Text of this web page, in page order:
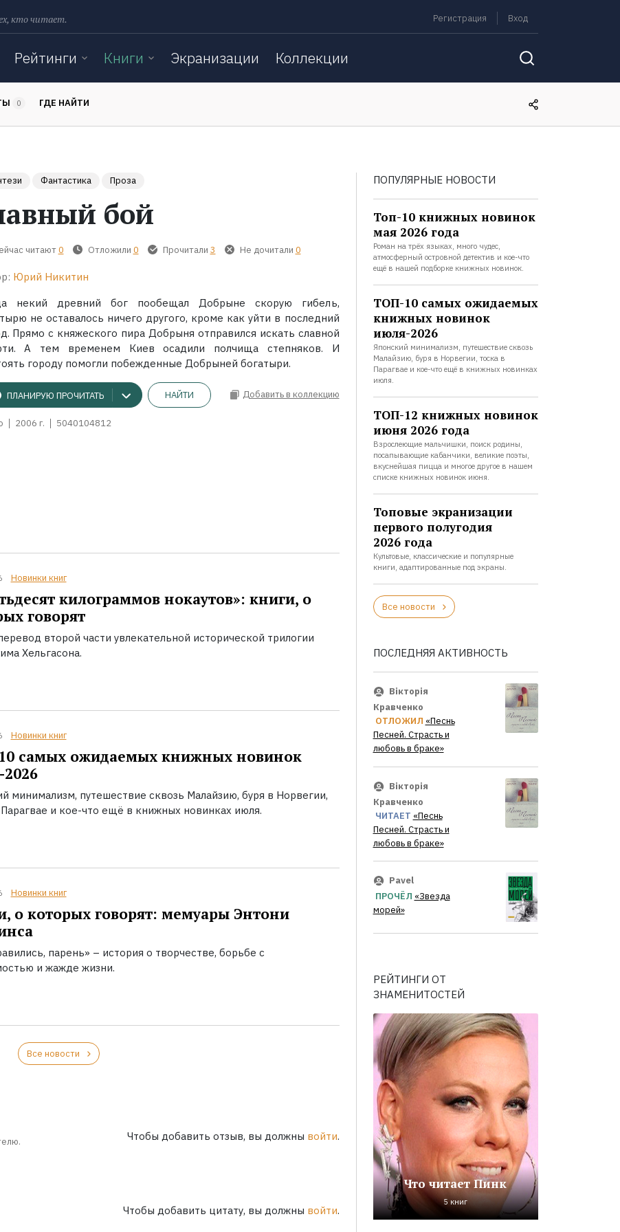
кто читает. Регистрация Вход
Рейтинги Книги Экранизации Коллекции
0 ГДЕ НАЙТИ
Фантастика Проза
бой
читают 0 Отложили 0 Прочитали 3 Не дочитали 0
Юрий Никитин
некий древний бог пообещал Добрыне скорую гибель,
не оставалось ничего другого, кроме как уйти в последний
Прямо с княжеского пира Добрыня отправился искать славной
А тем временем Киев осадили полчища степняков. И
городу помогли побежденные Добрыней богатыри.
ПЛАНИРУЮ ПРОЧИТАТЬ НАЙТИ Добавить в коллекцию
2006 г. 5040104812
Новинки книг
килограммов нокаутов»: книги, о
говорят
второй части увлекательной исторической трилогии
Хельгасона.
Новинки книг
самых ожидаемых книжных новинок
минимализм, путешествие сквозь Малайзию, буря в Норвегии,
Парагвае и кое-что ещё в книжных новинках июля.
Новинки книг
о которых говорят: мемуары Энтони
парень» – история о творчестве, борьбе с
и жажде жизни.
Все новости
Чтобы добавить отзыв, вы должны войти.
Чтобы добавить цитату, вы должны войти.
ПОПУЛЯРНЫЕ НОВОСТИ
Топ-10 книжных новинок
мая 2026 года
Роман на трёх языках, много чудес,
атмосферный островной детектив и кое-что
ещё в нашей подборке книжных новинок.
ТОП-10 самых ожидаемых
книжных новинок
июля-2026
Японский минимализм, путешествие сквозь
Малайзию, буря в Норвегии, тоска в
Парагвае и кое-что ещё в книжных новинках
июля.
ТОП-12 книжных новинок
июня 2026 года
Взрослеющие мальчишки, поиск родины,
посапывающие кабанчики, великие поэты,
вкуснейшая пицца и многое другое в нашем
списке книжных новинок июня.
Топовые экранизации
первого полугодия
2026 года
Культовые, классические и популярные
книги, адаптированные под экраны.
Все новости
ПОСЛЕДНЯЯ АКТИВНОСТЬ
Вікторія
Кравченко
ОТЛОЖИЛ «Песнь
Песней. Страсть и
любовь в браке»
Вікторія
Кравченко
ЧИТАЕТ «Песнь
Песней. Страсть и
любовь в браке»
Pavel
ПРОЧЁЛ «Звезда
морей»
РЕЙТИНГИ ОТ
ЗНАМЕНИТОСТЕЙ
Что читает Пинк
5 книг